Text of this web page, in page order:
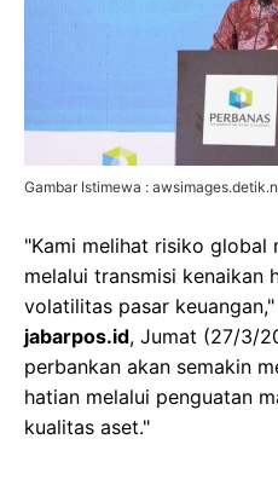
Gambar Istimewa :
"Kami melihat risiko global
melalui transmisi kenaikan
volatilitas pasar
jabarpos.id, Jumat (27/3/
perbankan akan semakin
hatian melalui penguatan
kualitas aset."